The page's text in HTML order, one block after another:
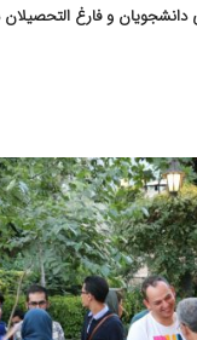
و فارغ التحصیلان